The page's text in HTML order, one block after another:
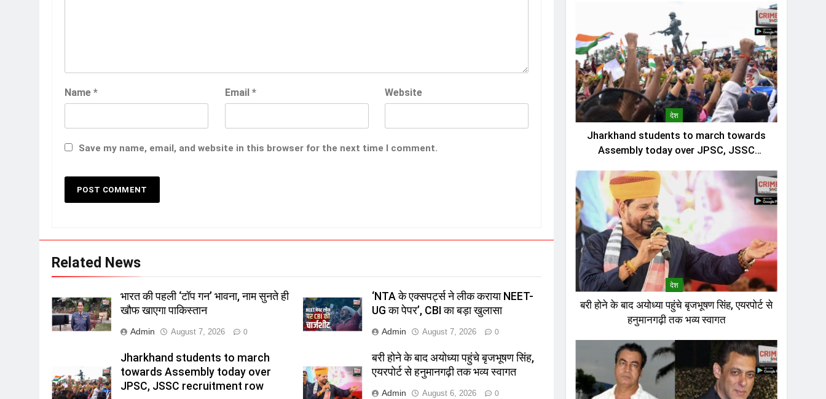
Name * Email * Website
Save my name, email, and website in this browser for the next time I comment.
Related News
भारत की पहली ‘टॉप गन’ भावना, नाम सुनते ही
खौफ खाएगा पाकिस्तान
Admin August 7, 2026 0
‘NTA के एक्सपर्ट्स ने लीक कराया NEET-
UG का पेपर’, CBI का बड़ा खुलासा
Admin August 7, 2026 0
Jharkhand students to march
towards Assembly today over
JPSC, JSSC recruitment row
बरी होने के बाद अयोध्या पहुंचे बृजभूषण सिंह,
एयरपोर्ट से हनुमानगढ़ी तक भव्य स्वागत
Admin August 6, 2026 0
देश
Jharkhand students to march towards
Assembly today over JPSC, JSSC
देश
बरी होने के बाद अयोध्या पहुंचे बृजभूषण सिंह, एयरपोर्ट से
हनुमानगढ़ी तक भव्य स्वागत